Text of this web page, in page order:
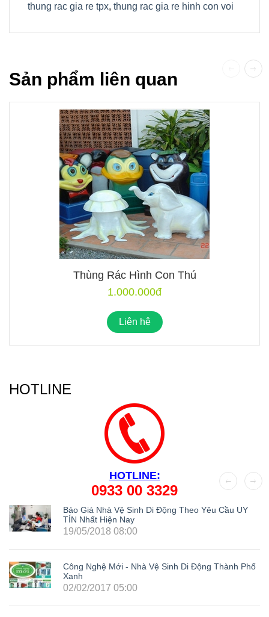
thung rac gia re tpx, thung rac gia re hinh con voi
Sản phẩm liên quan
Thùng Rác Hình Con Thú
1.000.000đ
Liên hệ
HOTLINE
HOTLINE:
0933 00 3329
Báo Giá Nhà Vệ Sinh Di Động Theo Yêu Cầu UY
TÍN Nhất Hiện Nay
19/05/2018 08:00
Công Nghệ Mới - Nhà Vệ Sinh Di Động Thành Phố
Xanh
02/02/2017 05:00